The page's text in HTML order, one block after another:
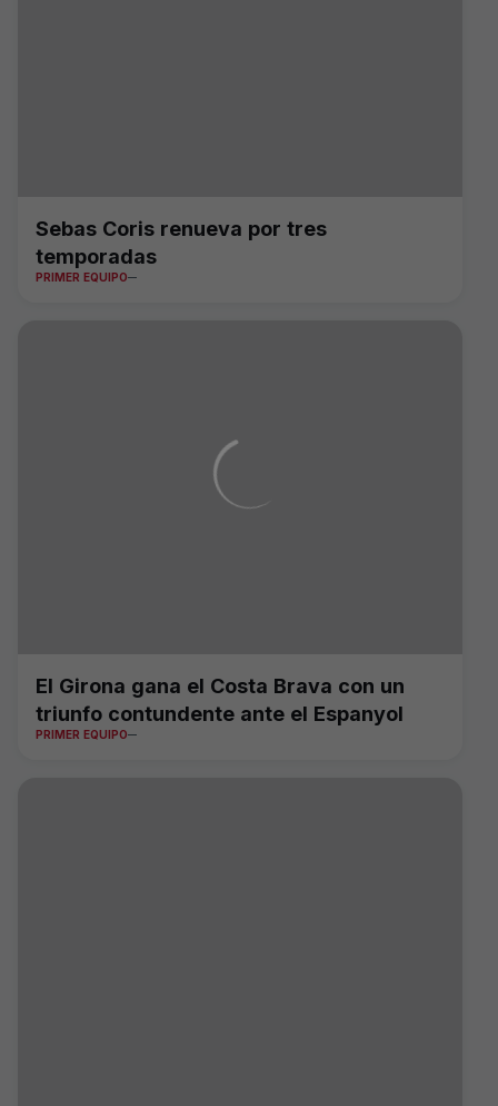
Sebas Coris renueva por tres
temporadas
PRIMER EQUIPO
El Girona gana el Costa Brava con un
triunfo contundente ante el Espanyol
PRIMER EQUIPO